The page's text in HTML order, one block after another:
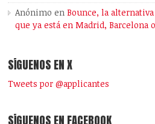
Anónimo enBounce, la
que ya está en Madrid, Barcelona
SÍGUENOS EN X
Tweets por @applicantes
SÍGUENOS EN FACEBOOK